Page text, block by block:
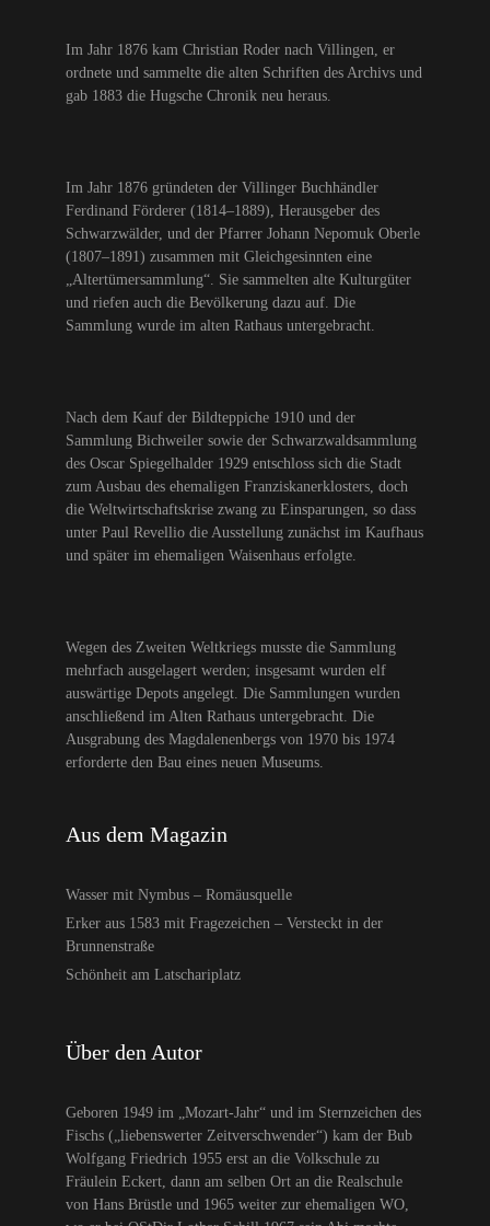
Im Jahr 1876 kam Christian Roder nach Villingen, er
ordnete und sammelte die alten Schriften des Archivs und
gab 1883 die Hugsche Chronik neu heraus.
Im Jahr 1876 gründeten der Villinger Buchhändler
Ferdinand Förderer (1814–1889), Herausgeber des
Schwarzwälder, und der Pfarrer Johann Nepomuk Oberle
(1807–1891) zusammen mit Gleichgesinnten eine
„Altertümersammlung“. Sie sammelten alte Kulturgüter
und riefen auch die Bevölkerung dazu auf. Die
Sammlung wurde im alten Rathaus untergebracht.
Nach dem Kauf der Bildteppiche 1910 und der
Sammlung Bichweiler sowie der Schwarzwaldsammlung
des Oscar Spiegelhalder 1929 entschloss sich die Stadt
zum Ausbau des ehemaligen Franziskanerklosters, doch
die Weltwirtschaftskrise zwang zu Einsparungen, so dass
unter Paul Revellio die Ausstellung zunächst im Kaufhaus
und später im ehemaligen Waisenhaus erfolgte.
Wegen des Zweiten Weltkriegs musste die Sammlung
mehrfach ausgelagert werden; insgesamt wurden elf
auswärtige Depots angelegt. Die Sammlungen wurden
anschließend im Alten Rathaus untergebracht. Die
Ausgrabung des Magdalenenbergs von 1970 bis 1974
erforderte den Bau eines neuen Museums.
Aus dem Magazin
Wasser mit Nymbus – Romäusquelle
Erker aus 1583 mit Fragezeichen – Versteckt in der
Brunnenstraße
Schönheit am Latschariplatz
Über den Autor
Geboren 1949 im „Mozart-Jahr“ und im Sternzeichen des
Fischs („liebenswerter Zeitverschwender“) kam der Bub
Wolfgang Friedrich 1955 erst an die Volkschule zu
Fräulein Eckert, dann am selben Ort an die Realschule
von Hans Brüstle und 1965 weiter zur ehemaligen WO,